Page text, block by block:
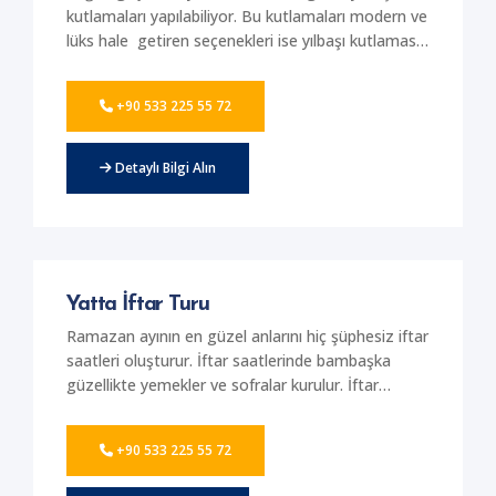
kutlamaları yapılabiliyor. Bu kutlamaları modern ve
lüks hale getiren seçenekleri ise yılbaşı kutlaması
için size özel en güzel seçenekleri sunuyor.
Birbirinden güzel ve VIP yatlarda muhteşem bir
kutlama gerçekleştirilebiliyor. Sizlerde
yaşayabileceğiniz en özel yat seçenekleri firmamız
tarafından sunuluyor.
+90 533 225 55 72
Detaylı Bilgi Alın
Yatta İftar Turu
Ramazan ayının en güzel anlarını hiç şüphesiz iftar
saatleri oluşturur. İftar saatlerinde bambaşka
güzellikte yemekler ve sofralar kurulur. İftar
mükemmel yatlarda iftar turu yapmak isteyenler
bizimle iletişim kurabiliyor. Birbirinden güzel ve
+90 533 225 55 72